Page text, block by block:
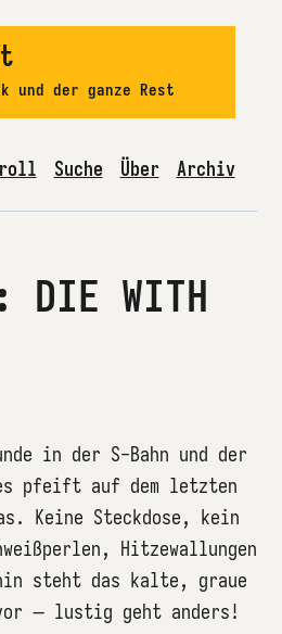
und der ganze Rest
Suche Über Archiv
DIE WITH
in der S-Bahn und der
pfeift auf dem letzten
Keine Steckdose, kein
Hitzewallungen
steht das kalte, graue
– lustig geht anders!